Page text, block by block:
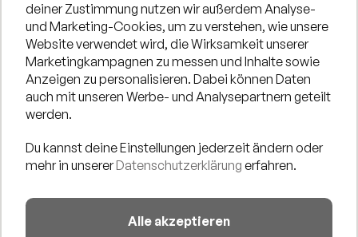
Düsseldorf - die ungekrönte Comedy-Hauptstadt - lädt
jeden zweiten Montag im Monat die Comedy-Szene an
das Rheinufer ein.
Der Stand-Up Comedian Nick Duschek empfängt
inmitten prachtvollster Sonnenuntergänge bis zu acht
testen oder sogar ihre ersten Schritte auf der Bühne
wagen. „Düsseldorf und Comedy? Das ist ein Match
made in heaven!“, verspricht Nick Duschek. Das
Publikum darf sich auf scharfe Pointen, spannende
deiner Zustimmung nutzen wir außerdem Analyse-
und Marketing-Cookies, um zu verstehen, wie unsere
Website verwendet wird, die Wirksamkeit unserer
Marketingkampagnen zu messen und Inhalte sowie
Anzeigen zu personalisieren. Dabei können Daten
auch mit unseren Werbe- und Analysepartnern geteilt
werden.
Du kannst deine Einstellungen jederzeit ändern oder
mehr in unsererDatenschutzerklärung erfahren.
Alle akzeptieren